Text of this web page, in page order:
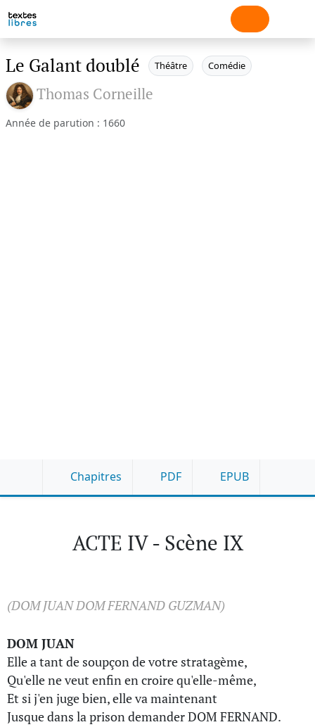
Le Galant doublé Théâtre Comédie
Thomas Corneille
Année de parution : 1660
Chapitres PDF EPUB
ACTE IV - Scène IX
(DOM JUAN DOM FERNAND GUZMAN)
DOM JUAN
Elle a tant de soupçon de votre stratagème,
Qu'elle ne veut enfin en croire qu'elle-même,
Et si j'en juge bien, elle va maintenant
Jusque dans la prison demander DOM FERNAND.